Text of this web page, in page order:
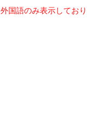
国語のみ表示してお